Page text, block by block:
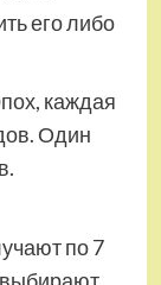
его либо
каждая
Один
по 7